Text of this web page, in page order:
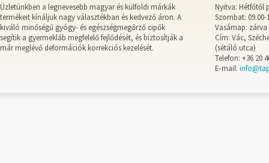
Üzletünkben a legnevesebb magyar és külföldi márkák
termékeit kínáljuk nagy választékban és kedvező áron. A
kiváló minőségű gyógy- és egészségmegőrző cipők
segítik a gyermekláb megfelelő fejlődését, és biztosítják a
már meglévő deformációk korrekciós kezelését.
Nyitva: Hétfőtől
Szombat: 09.00-
Vasárnap: zárva
Cím: Vác,
(sétáló utca)
Telefon: +36 20
E-mail: